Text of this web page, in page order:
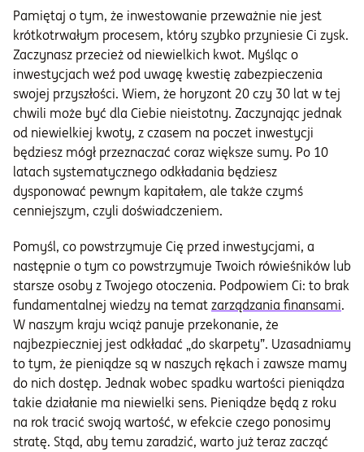
Pamiętaj o tym, że inwestowanie przeważnie nie jest
krótkotrwałym procesem, który szybko przyniesie Ci zysk.
Zaczynasz przecież od niewielkich kwot. Myśląc o
inwestycjach weź pod uwagę kwestię zabezpieczenia
swojej przyszłości. Wiem, że horyzont 20 czy 30 lat w tej
chwili może być dla Ciebie nieistotny. Zaczynając jednak
od niewielkiej kwoty, z czasem na poczet inwestycji
będziesz mógł przeznaczać coraz większe sumy. Po 10
latach systematycznego odkładania będziesz
dysponować pewnym kapitałem, ale także czymś
cenniejszym, czyli doświadczeniem.
Pomyśl, co powstrzymuje Cię przed inwestycjami, a
następnie o tym co powstrzymuje Twoich rówieśników lub
starsze osoby z Twojego otoczenia. Podpowiem Ci: to brak
fundamentalnej wiedzy na temat zarządzania finansami.
W naszym kraju wciąż panuje przekonanie, że
najbezpieczniej jest odkładać „do skarpety”. Uzasadniamy
to tym, że pieniądze są w naszych rękach i zawsze mamy
do nich dostęp. Jednak wobec spadku wartości pieniądza
takie działanie ma niewielki sens. Pieniądze będą z roku
na rok tracić swoją wartość, w efekcie czego ponosimy
stratę. Stąd, aby temu zaradzić, warto już teraz zacząć